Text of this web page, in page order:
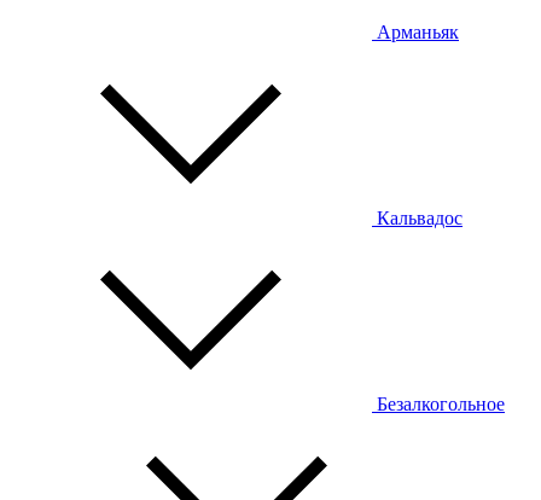
Арманьяк
Кальвадос
Безалкогольное